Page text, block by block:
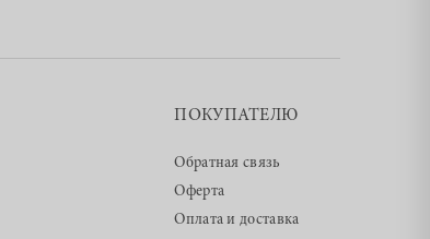
ПОКУПАТЕЛЮ
Обратная связь
Оферта
Оплата и доставка